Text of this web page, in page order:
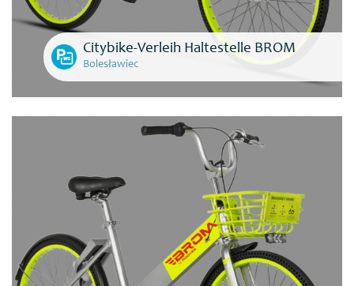
Citybike-Verleih Haltestelle BROM
Bolesławiec